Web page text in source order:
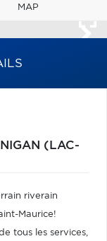
MAP
(LAC-
riverain
Maurice!
tous les services,